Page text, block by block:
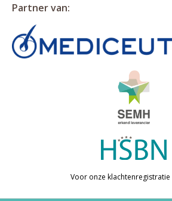
Partner van:
Voor onze klachtenregistratie